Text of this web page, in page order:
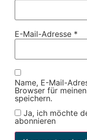
E-Mail-Adresse *
Name, E-Mail-
Browser für
speichern.
Ja, ich möchte
abonnieren